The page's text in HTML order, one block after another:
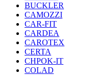
BUCKLER
CAMOZZI
CAR-FIT
CARDEA
CAROTEX
CERTA
CHPOK-IT
COLAD